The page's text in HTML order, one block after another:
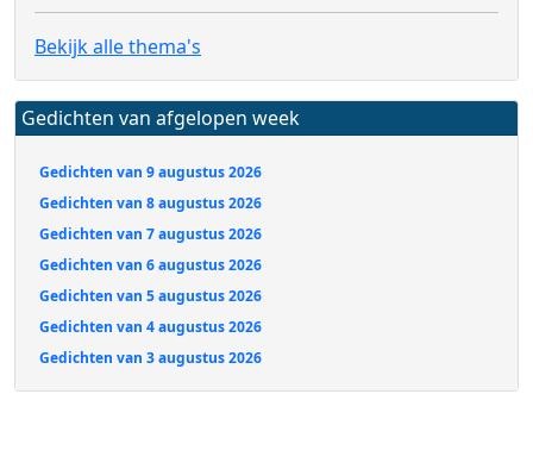
Bekijk alle thema's
Gedichten van afgelopen week
Gedichten van 9 augustus 2026
Gedichten van 8 augustus 2026
Gedichten van 7 augustus 2026
Gedichten van 6 augustus 2026
Gedichten van 5 augustus 2026
Gedichten van 4 augustus 2026
Gedichten van 3 augustus 2026